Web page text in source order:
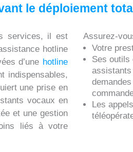
le déploiement total
services, il est
hotline
d’une hotline
indispensables,
une prise en
vocaux en
et une gestion
liés à votre
Assurez-
Votre
Ses outils
Les